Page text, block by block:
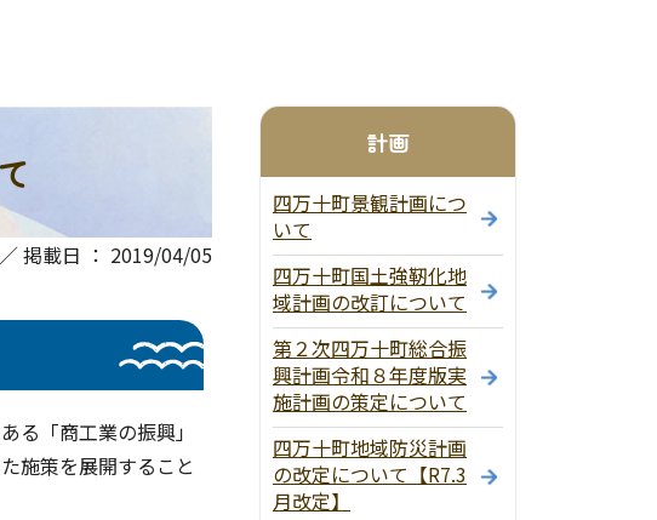
掲載日 ： 2019/04/05
る「商工業の振興」
施策を展開すること
計画
四万十町景観計画につ
いて
四万十町国土強靭化地
域計画の改訂について
第２次四万十町総合振
興計画令和８年度版実
施計画の策定について
四万十町地域防災計画
の改定について【R7.3
月改定】